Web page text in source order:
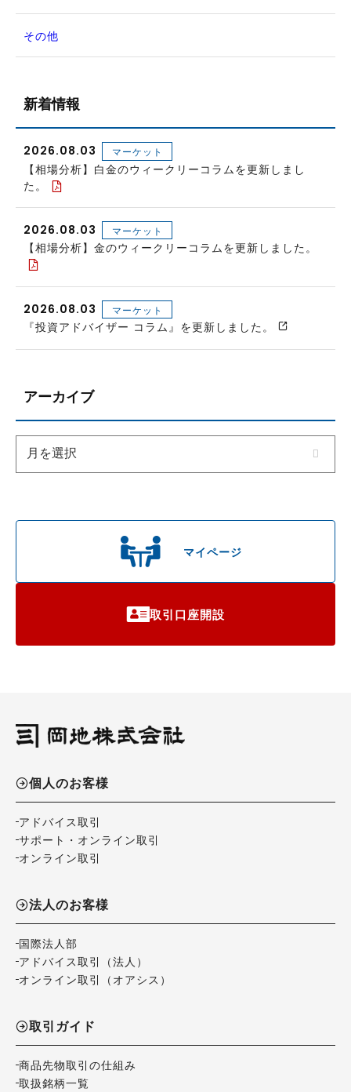
マイページ
取引口座開設
その他
新着情報
2026.08.03 マーケット
【相場分析】白金のウィークリーコラムを更新しまし
た。
2026.08.03 マーケット
【相場分析】金のウィークリーコラムを更新しました。
2026.08.03 マーケット
『投資アドバイザー コラム』を更新しました。
アーカイブ
個人のお客様
アドバイス取引
サポート・オンライン取引
オンライン取引
法人のお客様
国際法人部
アドバイス取引（法人）
オンライン取引（オアシス）
取引ガイド
商品先物取引の仕組み
取扱銘柄一覧